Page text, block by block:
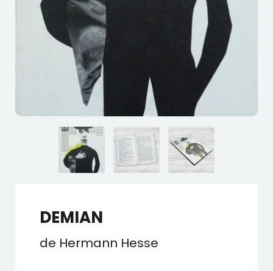
DEMIAN
de Hermann Hesse